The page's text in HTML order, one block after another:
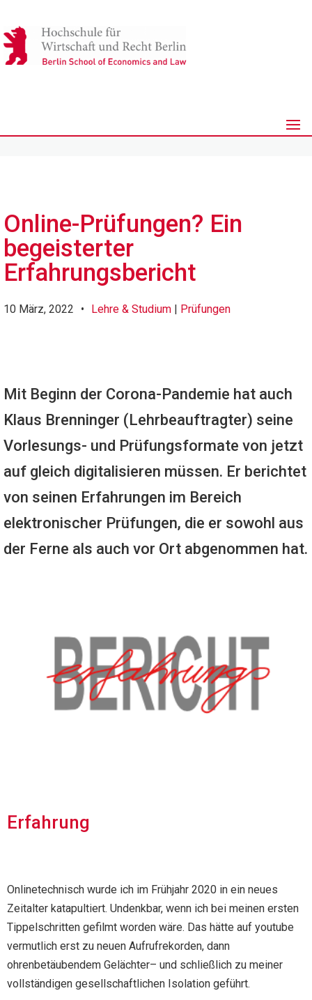
Online-Prüfungen? Ein
begeisterter
Erfahrungsbericht
10 März, 2022 • Lehre & Studium | Prüfungen
Mit Beginn der Corona-Pandemie hat auch
Klaus Brenninger (Lehrbeauftragter) seine
Vorlesungs- und Prüfungsformate von jetzt
auf gleich digitalisieren müssen. Er berichtet
von seinen Erfahrungen im Bereich
elektronischer Prüfungen, die er sowohl aus
der Ferne als auch vor Ort abgenommen hat.
Erfahrung
Onlinetechnisch wurde ich im Frühjahr 2020 in ein neues
Zeitalter katapultiert. Undenkbar, wenn ich bei meinen ersten
Tippelschritten gefilmt worden wäre. Das hätte auf youtube
vermutlich erst zu neuen Aufrufrekorden, dann
ohrenbetäubendem Gelächter– und schließlich zu meiner
vollständigen gesellschaftlichen Isolation geführt.